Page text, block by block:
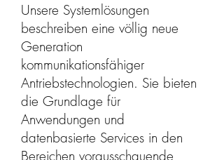
Unsere Systemlösungen
beschreiben eine völlig neue
Generation
kommunikationsfähiger
Antriebstechnologien. Sie bieten
die Grundlage für
Anwendungen und
datenbasierte Services in den
Bereichen vorausschauende